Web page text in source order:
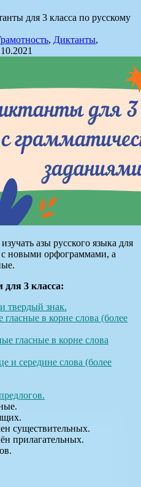
для 3 класса по русскому
, Диктанты,
азы русского языка для
с новыми орфограммами, а
3 класса:
твердый знак.
в корне слова (более
гласные в корне слова
и середине слова (более
существительных.
прилагательных.